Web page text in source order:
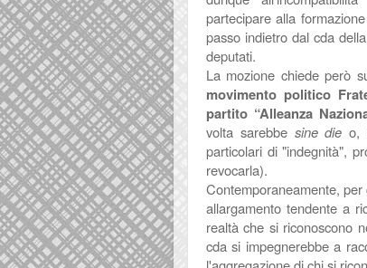
partecipare alla
passo indietro dal cda
deputati.
La mozione chiede però
movimento politico
partito “Alleanza
volta sarebbe sine die o,
particolari di "indegnità",
revocarla).
Contemporaneamente, per
allargamento tendente a
realtà che si riconoscono
cda si impegnerebbe a